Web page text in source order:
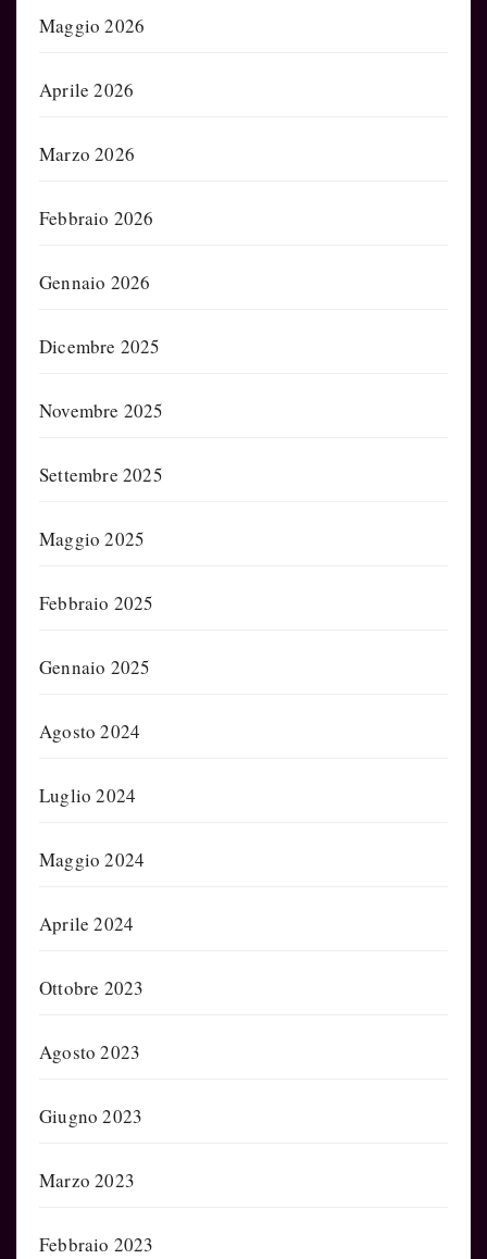
Maggio 2026
Aprile 2026
Marzo 2026
Febbraio 2026
Gennaio 2026
Dicembre 2025
Novembre 2025
Settembre 2025
Maggio 2025
Febbraio 2025
Gennaio 2025
Agosto 2024
Luglio 2024
Maggio 2024
Aprile 2024
Ottobre 2023
Agosto 2023
Giugno 2023
Marzo 2023
Febbraio 2023